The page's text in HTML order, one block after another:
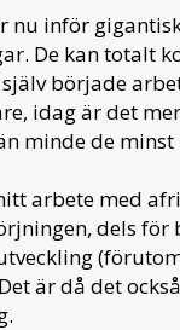
nu inför
De kan totalt
började
idag är det
minde de minst
arbete med
dels för
är då det